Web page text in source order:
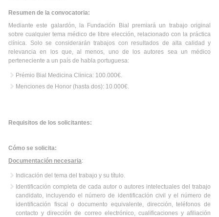
Resumen de la convocatoria:
Mediante este galardón, la Fundación Bial premiará un trabajo original
sobre cualquier tema médico de libre elección, relacionado con la práctica
clínica. Solo se considerarán trabajos con resultados de alta calidad y
relevancia en los que, al menos, uno de los autores sea un médico
perteneciente a un país de habla portuguesa:
Prémio Bial Medicina Clinica: 100.000€.
Menciones de Honor (hasta dos): 10.000€.
Requisitos de los solicitantes:
Cómo se solicita:
Documentación necesaria:
Indicación del tema del trabajo y su título.
Identificación completa de cada autor o autores intelectuales del trabajo
candidato, incluyendo el número de identificación civil y el número de
identificación fiscal o documento equivalente, dirección, teléfonos de
contacto y dirección de correo electrónico, cualificaciones y afiliación